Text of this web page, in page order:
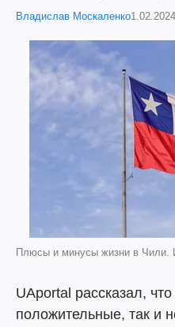
Владислав Москаленко
Плюсы и минусы жизни в Чили.
UAportal рассказал,
положительные, так и